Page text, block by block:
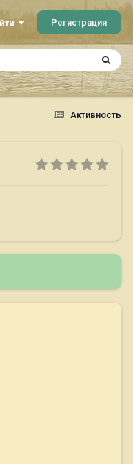
Регистрация
Активность